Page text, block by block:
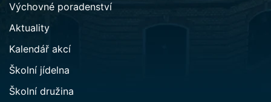
Výchovné poradenství
Aktuality
Kalendář akcí
Školní jídelna
Školní družina